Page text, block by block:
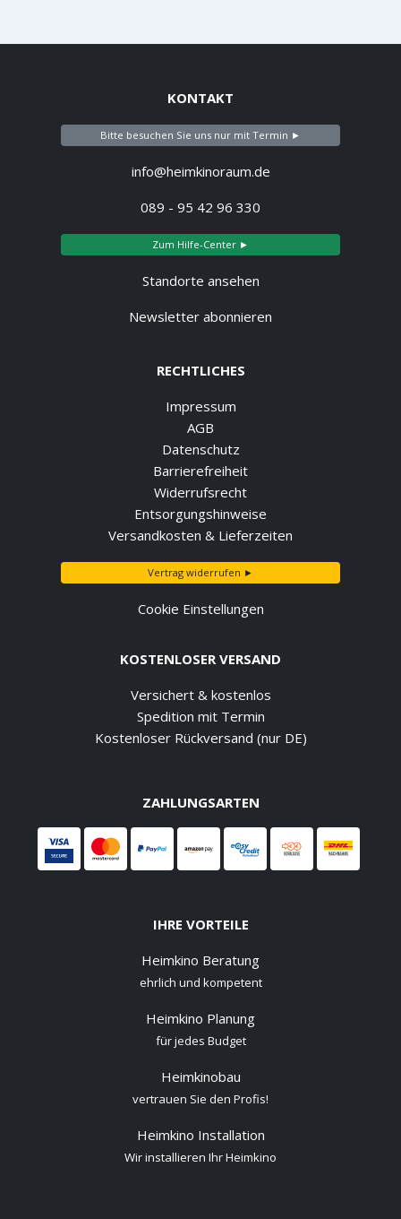
KONTAKT
Bitte besuchen Sie uns nur mit Termin ►
info@heimkinoraum.de
089 - 95 42 96 330
Zum Hilfe-Center ►
Standorte ansehen
Newsletter abonnieren
RECHTLICHES
Impressum
AGB
Datenschutz
Barrierefreiheit
Widerrufsrecht
Entsorgungshinweise
Versandkosten & Lieferzeiten
Vertrag widerrufen ►
Cookie Einstellungen
KOSTENLOSER VERSAND
Versichert & kostenlos
Spedition mit Termin
Kostenloser Rückversand (nur DE)
ZAHLUNGSARTEN
IHRE VORTEILE
Heimkino Beratung
ehrlich und kompetent
Heimkino Planung
für jedes Budget
Heimkinobau
vertrauen Sie den Profis!
Heimkino Installation
Wir installieren Ihr Heimkino